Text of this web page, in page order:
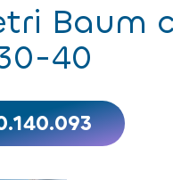
Baum
40